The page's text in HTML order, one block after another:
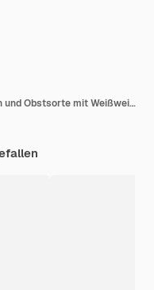
Camembert, Parmesan, Schinken und Obstsorte mit Weißweinglas